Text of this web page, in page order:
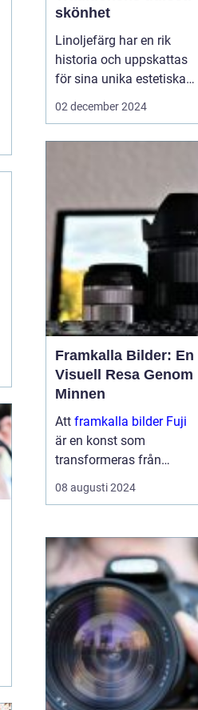
skönhet
Linoljefärg har en rik
historia och uppskattas
för sina unika estetiska
och funktionella
hållbart och miljövänligt
alternativ till...
02 december 2024
Framkalla Bilder: En
Visuell Resa Genom
Minnen
Att framkalla bilder Fuji
är en konst som
transformeras från
digitala pixlar på en
skärm till fysiska
Det är en process s...
08 augusti 2024